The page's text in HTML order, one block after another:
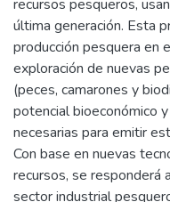
recursos pesqueros,
última generación. Esta
producción pesquera en
exploración de nuevas
(peces, camarones y
potencial bioeconómico
necesarias para emitir
Con base en nuevas
recursos, se responderá
sector industrial